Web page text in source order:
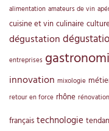
alimentation amateurs de vin
cuisine et vin culinaire
dégustation
entreprises
innovation mixologie
retour en force rhône
français technologie